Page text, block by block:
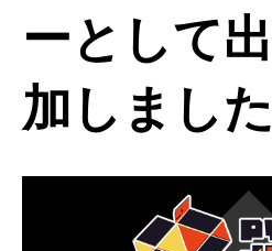
ーとして
加しました